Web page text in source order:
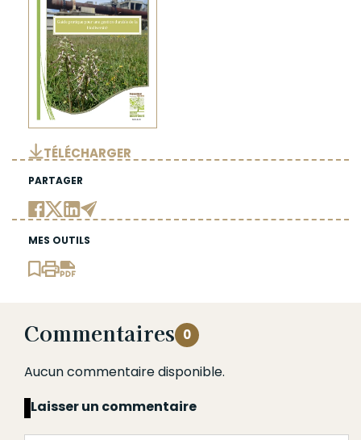
TÉLÉCHARGER
PARTAGER
MES OUTILS
Commentaires 0
Aucun commentaire disponible.
Laisser un commentaire